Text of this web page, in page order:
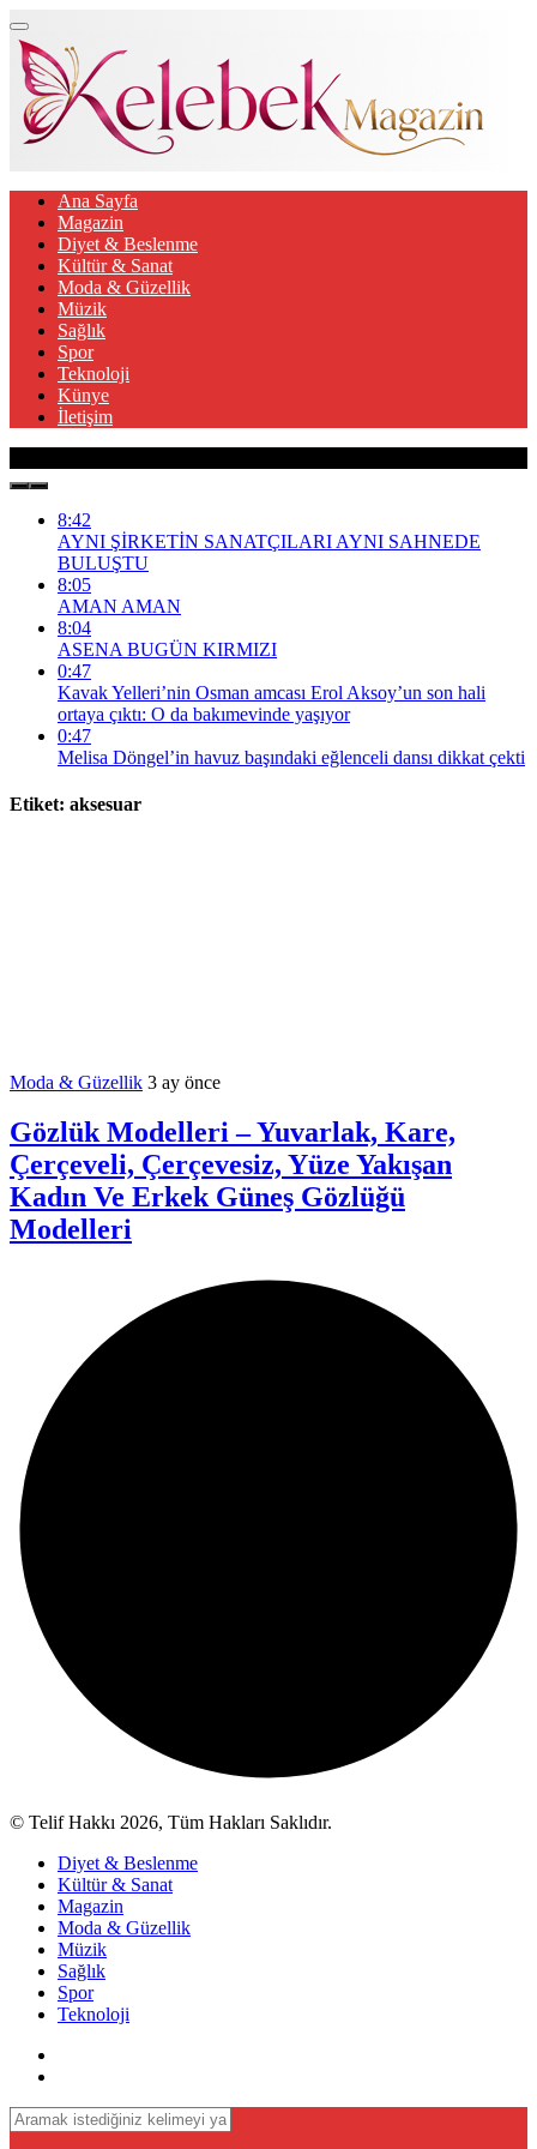
Ana Sayfa
Magazin
Diyet & Beslenme
Kültür & Sanat
Moda & Güzellik
Müzik
Sağlık
Spor
Teknoloji
Künye
İletişim
8:42
AYNI ŞİRKETİN SANATÇILARI AYNI SAHNEDE
BULUŞTU
8:05
AMAN AMAN
8:04
ASENA BUGÜN KIRMIZI
0:47
Kavak Yelleri’nin Osman amcası Erol Aksoy’un son hali
ortaya çıktı: O da bakımevinde yaşıyor
0:47
Melisa Döngel’in havuz başındaki eğlenceli dansı dikkat çekti
Etiket: aksesuar
Moda & Güzellik 3 ay önce
Gözlük Modelleri – Yuvarlak, Kare,
Çerçeveli, Çerçevesiz, Yüze Yakışan
Kadın Ve Erkek Güneş Gözlüğü
Modelleri
© Telif Hakkı 2026, Tüm Hakları Saklıdır.
Diyet & Beslenme
Kültür & Sanat
Magazin
Moda & Güzellik
Müzik
Sağlık
Spor
Teknoloji